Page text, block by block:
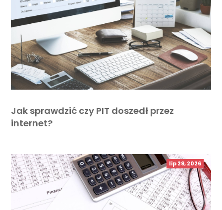
Jak sprawdzić czy PIT doszedł przez
internet?
lip 29, 2026